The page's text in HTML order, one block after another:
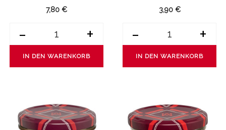
7,80 €
- +
IN DEN WARENKORB
3,90 €
- +
IN DEN WARENKORB